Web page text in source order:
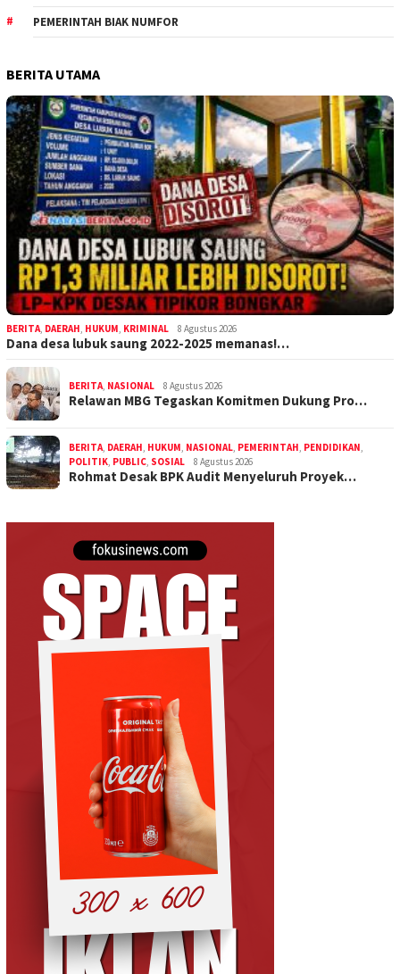
PEMERINTAH BIAK NUMFOR
BERITA UTAMA
BERITA DAERAH HUKUM KRIMINAL 8 Agustus 2026
Dana desa lubuk saung 2022-2025 memanas!…
BERITA NASIONAL 8 Agustus 2026
Relawan MBG Tegaskan Komitmen Dukung Pro…
BERITA DAERAH HUKUM NASIONAL PEMERINTAH PENDIDIKAN
POLITIK PUBLIC SOSIAL 8 Agustus 2026
Rohmat Desak BPK Audit Menyeluruh Proyek…